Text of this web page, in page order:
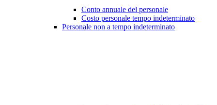
Conto annuale del personale
Costo personale tempo indeterminato
Personale non a tempo indeterminato